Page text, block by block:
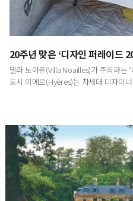
빌라 노아유(Villa Noailles)가 주최하는
도시 이에르(Hyères)는 차세대 디자이